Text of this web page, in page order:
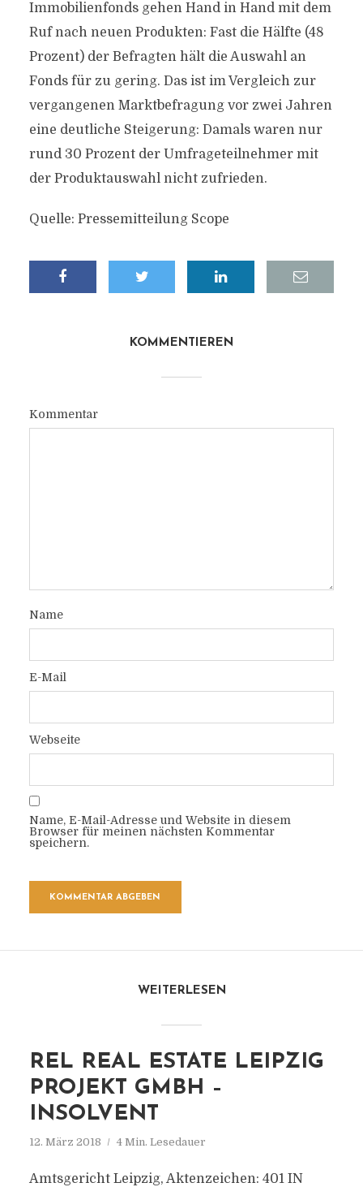
Immobilienfonds gehen Hand in Hand mit dem
Ruf nach neuen Produkten: Fast die Hälfte (48
Prozent) der Befragten hält die Auswahl an
Fonds für zu gering. Das ist im Vergleich zur
vergangenen Marktbefragung vor zwei Jahren
eine deutliche Steigerung: Damals waren nur
rund 30 Prozent der Umfrageteilnehmer mit
der Produktauswahl nicht zufrieden.
Quelle: Pressemitteilung Scope
KOMMENTIEREN
Kommentar
Name
E-Mail
Webseite
Name, E-Mail-Adresse und Website in diesem
Browser für meinen nächsten Kommentar
speichern.
WEITERLESEN
REL REAL ESTATE LEIPZIG
PROJEKT GMBH –
INSOLVENT
12. März 2018 4 Min. Lesedauer
Amtsgericht Leipzig, Aktenzeichen: 401 IN